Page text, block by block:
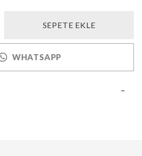
SEPETE EKLE
WHATSAPP